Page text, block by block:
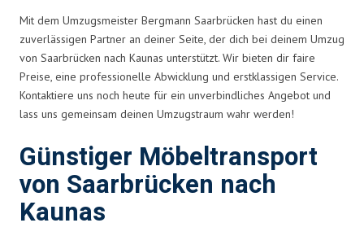
Mit dem Umzugsmeister Bergmann Saarbrücken hast du einen
zuverlässigen Partner an deiner Seite, der dich bei deinem Umzug
von Saarbrücken nach Kaunas unterstützt. Wir bieten dir faire
Preise, eine professionelle Abwicklung und erstklassigen Service.
Kontaktiere uns noch heute für ein unverbindliches Angebot und
lass uns gemeinsam deinen Umzugstraum wahr werden!
Günstiger Möbeltransport
von Saarbrücken nach
Kaunas